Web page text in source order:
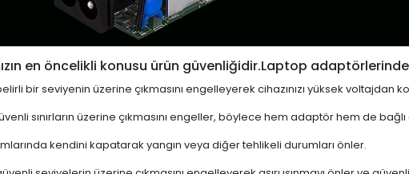
en öncelikli konusu ürün güvenliğidir.Laptop
bir seviyenin üzerine çıkmasını engelleyerek cihazınızı yüksek voltajdan
sınırların üzerine çıkmasını engeller, böylece hem adaptör hem de
kendini kapatarak yangın veya diğer tehlikeli durumları önler.